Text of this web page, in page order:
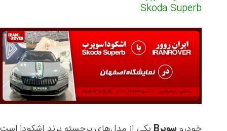
Skoda Superb